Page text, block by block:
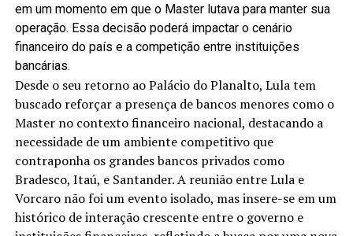
em um momento em que o Master lutava para manter sua
operação. Essa decisão poderá impactar o cenário
financeiro do país e a competição entre instituições
bancárias.
Desde o seu retorno ao Palácio do Planalto, Lula tem
buscado reforçar a presença de bancos menores como o
Master no contexto financeiro nacional, destacando a
necessidade de um ambiente competitivo que
contraponha os grandes bancos privados como
Bradesco, Itaú, e Santander. A reunião entre Lula e
Vorcaro não foi um evento isolado, mas insere-se em um
histórico de interação crescente entre o governo e